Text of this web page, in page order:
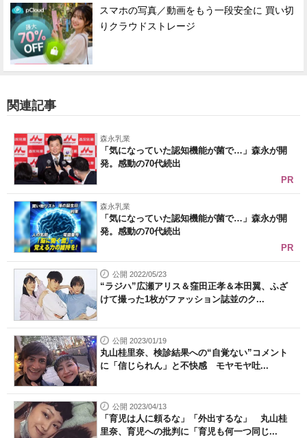
スマホの写真／動画をもう一段安全に 買い切
りクラウドストレージ
関連記事
森永乳業
「気になっていた認知機能が菌で…」森永が開
発。感動の70代続出
PR
森永乳業
「気になっていた認知機能が菌で…」森永が開
発。感動の70代続出
PR
公開 2022/05/23
“ラジハ”広瀬アリス＆窪田正孝＆本田翼、ふざ
けて撮った1枚がファッション誌並のク...
公開 2023/01/19
丸山桂里奈、検診結果への“自覚ない”コメント
に「信じられん」と不快感 モヤモヤ吐...
公開 2023/04/13
「育児は人に頼るな」「外出するな」 丸山桂
里奈、育児への批判に「育児も何一つ同じ...